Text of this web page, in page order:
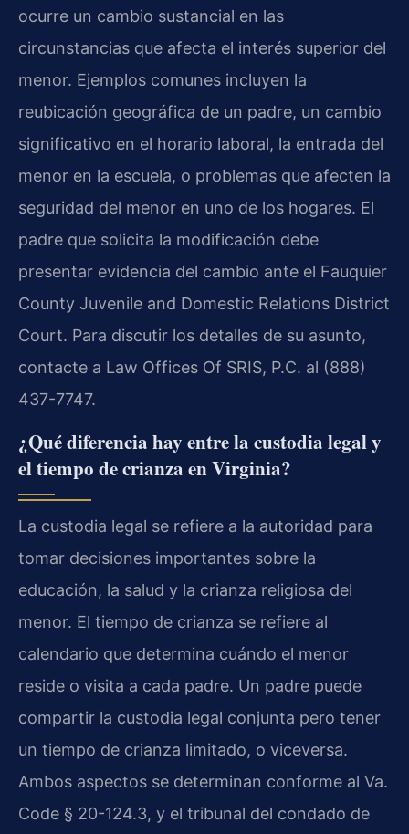
ocurre un cambio sustancial en las
circunstancias que afecta el interés superior del
menor. Ejemplos comunes incluyen la
reubicación geográfica de un padre, un cambio
significativo en el horario laboral, la entrada del
menor en la escuela, o problemas que afecten la
seguridad del menor en uno de los hogares. El
padre que solicita la modificación debe
presentar evidencia del cambio ante el Fauquier
County Juvenile and Domestic Relations District
Court. Para discutir los detalles de su asunto,
contacte a Law Offices Of SRIS, P.C. al (888)
437-7747.
¿Qué diferencia hay entre la custodia legal y
el tiempo de crianza en Virginia?
La custodia legal se refiere a la autoridad para
tomar decisiones importantes sobre la
educación, la salud y la crianza religiosa del
menor. El tiempo de crianza se refiere al
calendario que determina cuándo el menor
reside o visita a cada padre. Un padre puede
compartir la custodia legal conjunta pero tener
un tiempo de crianza limitado, o viceversa.
Ambos aspectos se determinan conforme al Va.
Code § 20-124.3, y el tribunal del condado de